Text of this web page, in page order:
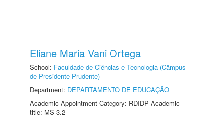
Eliane Maria Vani Ortega
School: Faculdade de Ciências e Tecnologia (Câmpus
de Presidente Prudente)
Department: DEPARTAMENTO DE EDUCAÇÃO
Academic Appointment Category: RDIDP Academic
title: MS-3.2